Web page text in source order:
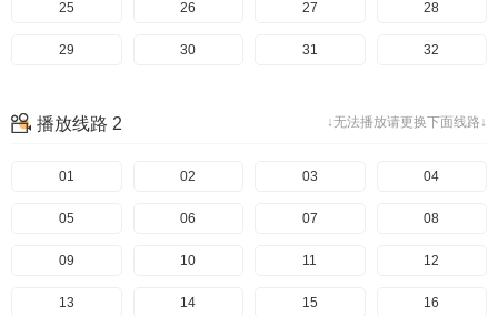
25 26 27 28
29 30 31 32
37
41 42 43 44
45 46 47 48
49 50 51 52
53 54 55 56
↓无法播放请更换下面线路↓
播放线路 2
01 02 03 04
05 06 07 08
09 10 11 12
13 14 15 16